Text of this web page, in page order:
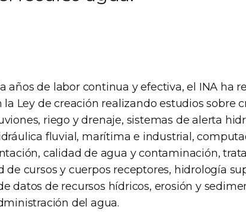
años de labor continua y efectiva, el INA ha
Ley de creación realizando estudios sobre
riego y drenaje, sistemas de alerta
fluvial, marítima e industrial,
calidad de agua y contaminación,
de cursos y cuerpos receptores, hidrología
datos de recursos hídricos, erosión y
del agua.